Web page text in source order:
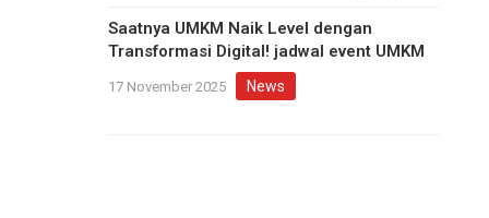
Saatnya UMKM Naik Level dengan
Transformasi Digital! jadwal event UMKM
17 November 2025 News